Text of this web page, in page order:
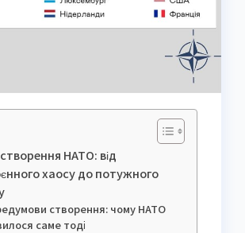
створення НАТО: від
хаосу до потужного
створення: чому НАТО
саме тоді